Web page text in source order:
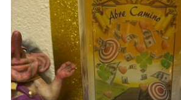
登录
搜索
微信联系